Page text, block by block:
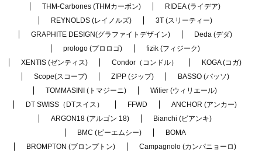
THM-Carbones (THMカーボン)
RIDEA (ライデア)
REYNOLDS (レイノルズ)
3T (スリーティー)
GRAPHITE DESIGN(グラファイトデザイン)
Deda (デダ)
prologo (プロロゴ)
fizik (フィジーク)
XENTIS (ゼンティス)
Condor（コンドル）
KOGA (コガ)
Scope(スコープ)
ZIPP (ジップ)
BASSO (バッソ)
TOMMASINI (トマジーニ)
Wilier (ウィリエール)
DT SWISS（DTスイス）
FFWD
ANCHOR (アンカー)
ARGON18 (アルゴン 18)
Bianchi (ビアンキ)
BMC (ビーエムシー)
BOMA
BROMPTON (ブロンプトン)
Campagnolo (カンパニョーロ)